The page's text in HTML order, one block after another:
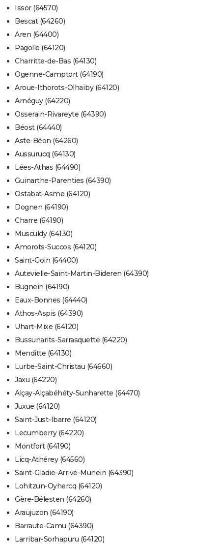
Issor (64570)
Bescat (64260)
Aren (64400)
Pagolle (64120)
Charritte-de-Bas (64130)
Ogenne-Camptort (64190)
Aroue-Ithorots-Olhaïby (64120)
Arnéguy (64220)
Osserain-Rivareyte (64390)
Béost (64440)
Aste-Béon (64260)
Aussurucq (64130)
Lées-Athas (64490)
Guinarthe-Parenties (64390)
Ostabat-Asme (64120)
Dognen (64190)
Charre (64190)
Musculdy (64130)
Amorots-Succos (64120)
Saint-Goin (64400)
Autevielle-Saint-Martin-Bideren (64390)
Bugnein (64190)
Eaux-Bonnes (64440)
Athos-Aspis (64390)
Uhart-Mixe (64120)
Bussunarits-Sarrasquette (64220)
Menditte (64130)
Lurbe-Saint-Christau (64660)
Jaxu (64220)
Alçay-Alçabéhéty-Sunharette (64470)
Juxue (64120)
Saint-Just-Ibarre (64120)
Lecumberry (64220)
Montfort (64190)
Licq-Athérey (64560)
Saint-Gladie-Arrive-Munein (64390)
Lohitzun-Oyhercq (64120)
Gère-Bélesten (64260)
Araujuzon (64190)
Barraute-Camu (64390)
Larribar-Sorhapuru (64120)